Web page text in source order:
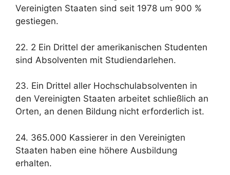
Vereinigten Staaten sind seit 1978 um 900 %
gestiegen.
22. 2 Ein Drittel der amerikanischen Studenten
sind Absolventen mit Studiendarlehen.
23. Ein Drittel aller Hochschulabsolventen in
den Vereinigten Staaten arbeitet schließlich an
Orten, an denen Bildung nicht erforderlich ist.
24. 365.000 Kassierer in den Vereinigten
Staaten haben eine höhere Ausbildung
erhalten.